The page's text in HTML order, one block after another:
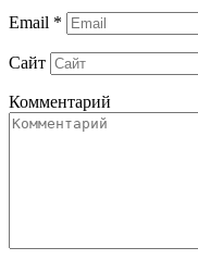
Email *
Сайт
Комментарий